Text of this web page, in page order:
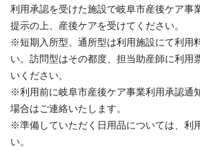
利用承認を受けた施設で岐阜市産後ケア事
提示の上、産後ケアを受けてください。
※短期入所型、通所型は利用施設にて利用
い。訪問型はその都度、担当助産師に利用
いください。
※利用前に岐阜市産後ケア事業利用承認通
場合はご連絡いたします。
※準備していただく日用品については、利
い。